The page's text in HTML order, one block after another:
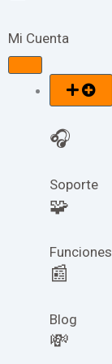
Mi Cuenta
🎧
Soporte
🧩
Funciones
📰
Blog
💸